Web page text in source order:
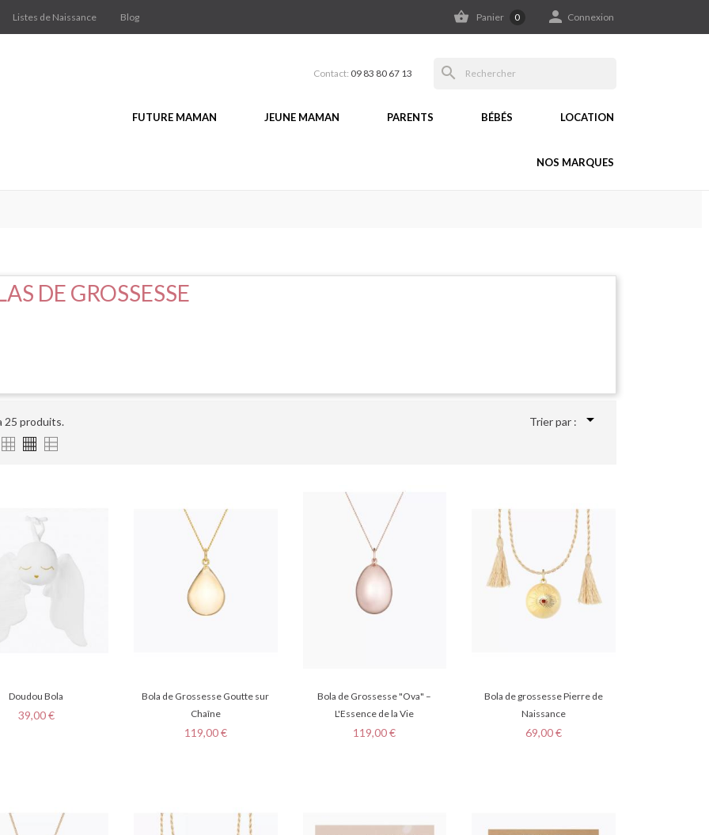
Listes de Naissance Blog  Panier 0  Connexion
Contact: 09 83 80 67 13 search
FUTURE MAMAN JEUNE MAMAN PARENTS BÉBÉS LOCATION
NOS MARQUES
DE GROSSESSE
25 produits. Trier par : 
Doudou Bola
Prix
39,00 €
Bola de Grossesse Goutte sur
Chaîne
Prix
119,00 €
Bola de Grossesse "Ova" –
L'Essence de la Vie
Prix
119,00 €
Bola de grossesse Pierre de
Naissance
Prix
69,00 €